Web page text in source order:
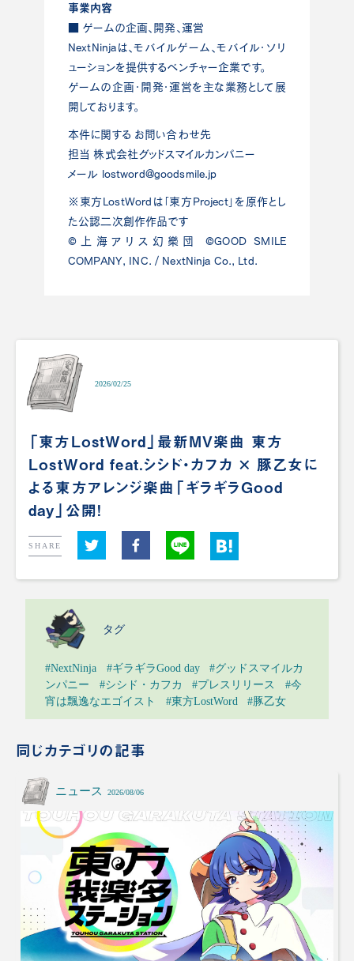
事業内容
■ ゲームの企画、開発、運営
NextNinjaは、モバイルゲーム、モバイル・ソリ
ューションを提供するベンチャー企業です。
ゲームの企画・開発・運営を主な業務として展
開しております。
本件に関する お問い合わせ先
担当 株式会社グッドスマイルカンパニー
メール lostword@goodsmile.jp
※東方LostWordは「東方Project」を原作とし
た公認二次創作作品です
©上海アリス幻樂団 ©GOOD SMILE
COMPANY, INC. / NextNinja Co., Ltd.
2026/02/25
「東方LostWord」最新MV楽曲 東方
LostWord feat.シシド・カフカ × 豚乙女に
よる東方アレンジ楽曲「ギラギラGood
day」公開！
SHARE
タグ
#NextNinja #ギラギラGood day
#グッドスマイルカ
ンパニー
#シシド・カフカ #プレスリリース
#今
宵は飄逸なエゴイスト
#東方LostWord #豚乙女
同じカテゴリの記事
ニュース 2026/08/06